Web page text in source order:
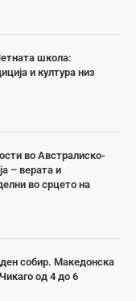
школа:
и култура низ
во Австралиско-
– верата и
во срцето на
собир. Македонска
од 4 до 6